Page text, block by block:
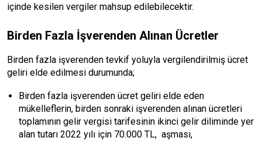
içinde kesilen vergiler mahsup edilebilecektir.
Birden Fazla İşverenden Alınan Ücretler
Birden fazla işverenden tevkif yoluyla vergilendirilmiş ücret
geliri elde edilmesi durumunda;
Birden fazla işverenden ücret geliri elde eden
mükelleflerin, birden sonraki işverenden alınan ücretleri
toplamının gelir vergisi tarifesinin ikinci gelir diliminde yer
alan tutarı 2022 yılı için 70.000 TL, aşması,